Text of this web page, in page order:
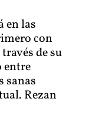
en las
con
de su
entre
sanas
Rezan